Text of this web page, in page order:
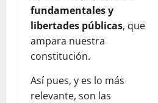
fundamentales y
libertades públicas, que
ampara nuestra
constitución.
Así pues, y es lo más
relevante, son las